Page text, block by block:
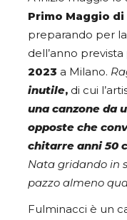
Primo Maggio di
preparando per
dell’anno prevista
2023 a Milano.
inutile, di cui
una canzone da
opposte che
chitarre anni 50
Nata gridando in
pazzo almeno
Fulminacci è un